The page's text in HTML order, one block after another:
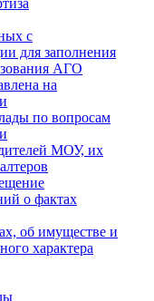
с
для заполнения
АГО
на
по вопросам
МОУ, их
о фактах
об имуществе и
характера